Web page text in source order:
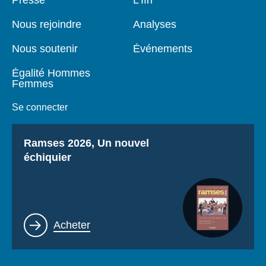
Nous rejoindre
Nous soutenir
Égalité Hommes
Femmes
Se connecter
Analyses
Événements
Titre
Ramses 2026, Un nouvel
échiquier
Lien
Acheter